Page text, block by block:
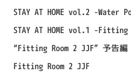
STAY AT HOME vol.2 -
STAY AT HOME vol.1 -
“Fitting Room 2 JJF” 予告編
Fitting Room 2 JJF